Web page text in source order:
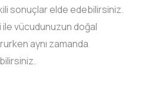
sonuçlar elde edebilirsiniz.
ile vücudunuzun doğal
aynı zamanda